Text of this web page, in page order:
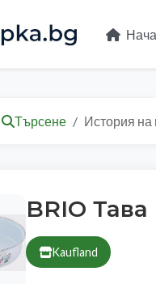
Търсене История на
BRIO
Kaufland